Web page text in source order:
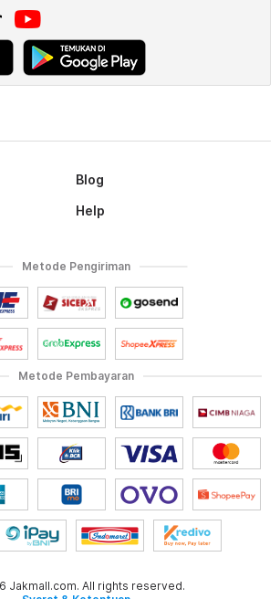
Blog
Help
Metode Pembayaran
Metode Pengiriman
Jakmall.com. All rights reserved.